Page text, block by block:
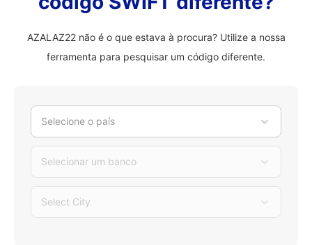
AZALAZ22 não é o que estava à procura? Utilize a nossa
ferramenta para pesquisar um código diferente.
Selecione o país
Selecionar um banco
Select City